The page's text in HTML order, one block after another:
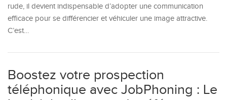
rude, il devient indispensable d’adopter une communication
efficace pour se différencier et véhiculer une image attractive.
C’est…
Boostez votre prospection
téléphonique avec JobPhoning : Le